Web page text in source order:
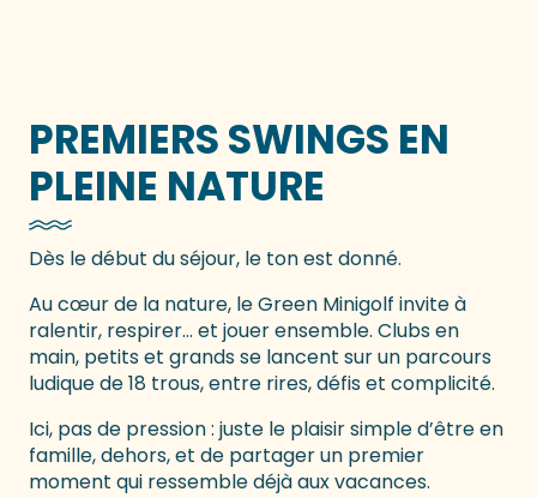
PREMIERS SWINGS EN
PLEINE NATURE
Dès le début du séjour, le ton est donné.
Au cœur de la nature, le Green Minigolf invite à
ralentir, respirer… et jouer ensemble. Clubs en
main, petits et grands se lancent sur un parcours
ludique de 18 trous, entre rires, défis et complicité.
Ici, pas de pression : juste le plaisir simple d’être en
famille, dehors, et de partager un premier
moment qui ressemble déjà aux vacances.